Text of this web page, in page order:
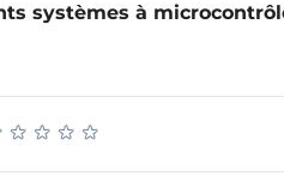
systèmes à
★ ★ ★ ★
★ ★ ★ ★